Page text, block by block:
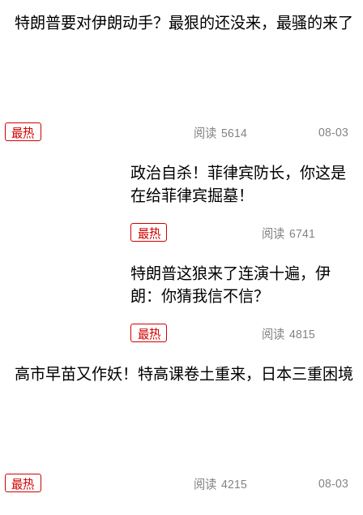
特朗普要对伊朗动手？最狠的还没来，最骚的来了
最热 阅读 5614 08-03
政治自杀！菲律宾防长，你这是
在给菲律宾掘墓！
最热 阅读 6741
特朗普这狼来了连演十遍，伊
朗：你猜我信不信？
最热 阅读 4815
高市早苗又作妖！特高课卷土重来，日本三重困境
最热 阅读 4215 08-03